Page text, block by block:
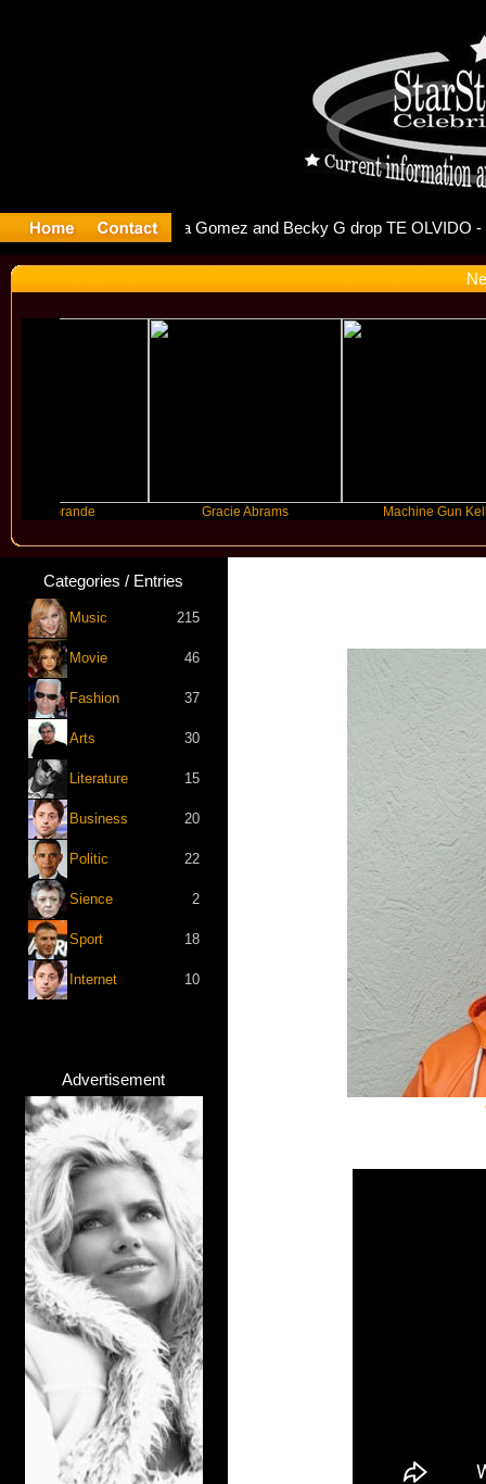
Debuts
Gracie Abrams Machine Gun Kelly
Categories / Entries
Music 215
Movie 46
Fashion 37
Arts 30
Literature 15
Business 20
Politic 22
Sience 2
Sport 18
Internet 10
Advertisement